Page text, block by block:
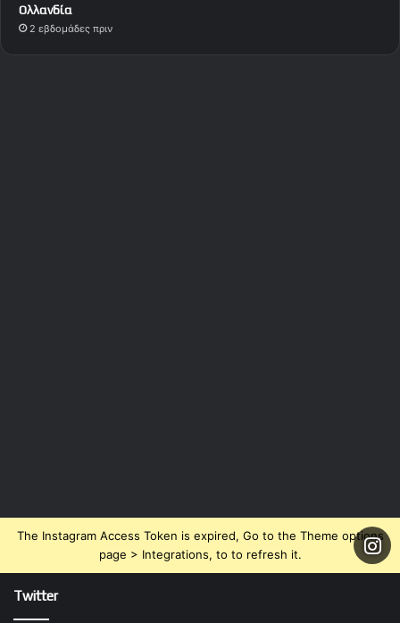
Ολλανδία
2 εβδομάδες πριν
The Instagram Access Token is expired, Go to the Theme options
page > Integrations, to to refresh it.
Twitter